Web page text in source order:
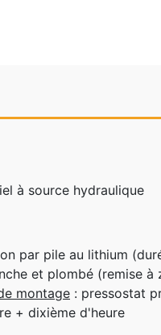
à source hydraulique
par pile au lithium
et plombé (remise à
montage : pressostat
+ dixième d'heure